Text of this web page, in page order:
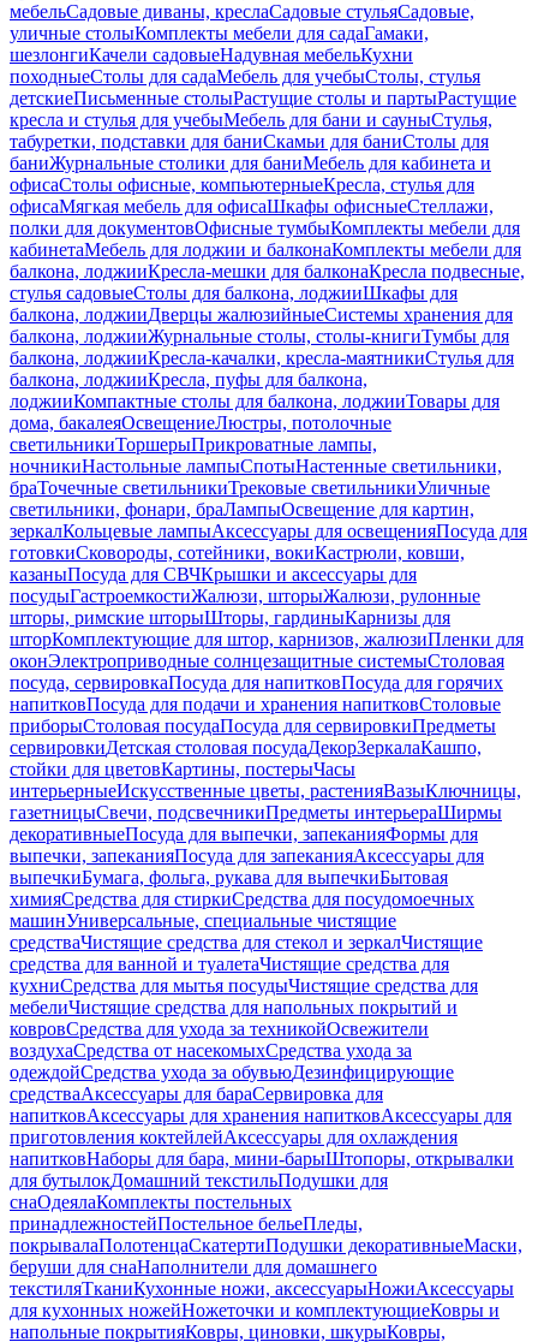
мебельСадовые диваны, креслаСадовые стульяСадовые,
уличные столыКомплекты мебели для садаГамаки,
шезлонгиКачели садовыеНадувная мебельКухни
походныеСтолы для садаМебель для учебыСтолы, стулья
детскиеПисьменные столыРастущие столы и партыРастущие
кресла и стулья для учебыМебель для бани и сауныСтулья,
табуретки, подставки для баниСкамьи для баниСтолы для
баниЖурнальные столики для баниМебель для кабинета и
офисаСтолы офисные, компьютерныеКресла, стулья для
офисаМягкая мебель для офисаШкафы офисныеСтеллажи,
полки для документовОфисные тумбыКомплекты мебели для
кабинетаМебель для лоджии и балконаКомплекты мебели для
балкона, лоджииКресла-мешки для балконаКресла подвесные,
стулья садовыеСтолы для балкона, лоджииШкафы для
балкона, лоджииДверцы жалюзийныеСистемы хранения для
балкона, лоджииЖурнальные столы, столы-книгиТумбы для
балкона, лоджииКресла-качалки, кресла-маятникиСтулья для
балкона, лоджииКресла, пуфы для балкона,
лоджииКомпактные столы для балкона, лоджииТовары для
дома, бакалеяОсвещениеЛюстры, потолочные
светильникиТоршерыПрикроватные лампы,
ночникиНастольные лампыСпотыНастенные светильники,
браТочечные светильникиТрековые светильникиУличные
светильники, фонари, браЛампыОсвещение для картин,
зеркалКольцевые лампыАксессуары для освещенияПосуда для
готовкиСковороды, сотейники, вокиКастрюли, ковши,
казаныПосуда для СВЧКрышки и аксессуары для
посудыГастроемкостиЖалюзи, шторыЖалюзи, рулонные
шторы, римские шторыШторы, гардиныКарнизы для
шторКомплектующие для штор, карнизов, жалюзиПленки для
оконЭлектроприводные солнцезащитные системыСтоловая
посуда, сервировкаПосуда для напитковПосуда для горячих
напитковПосуда для подачи и хранения напитковСтоловые
приборыСтоловая посудаПосуда для сервировкиПредметы
сервировкиДетская столовая посудаДекорЗеркалаКашпо,
стойки для цветовКартины, постерыЧасы
интерьерныеИскусственные цветы, растенияВазыКлючницы,
газетницыСвечи, подсвечникиПредметы интерьераШирмы
декоративныеПосуда для выпечки, запеканияФормы для
выпечки, запеканияПосуда для запеканияАксессуары для
выпечкиБумага, фольга, рукава для выпечкиБытовая
химияСредства для стиркиСредства для посудомоечных
машинУниверсальные, специальные чистящие
средстваЧистящие средства для стекол и зеркалЧистящие
средства для ванной и туалетаЧистящие средства для
кухниСредства для мытья посудыЧистящие средства для
мебелиЧистящие средства для напольных покрытий и
ковровСредства для ухода за техникойОсвежители
воздухаСредства от насекомыхСредства ухода за
одеждойСредства ухода за обувьюДезинфицирующие
средстваАксессуары для бараСервировка для
напитковАксессуары для хранения напитковАксессуары для
приготовления коктейлейАксессуары для охлаждения
напитковНаборы для бара, мини-барыШтопоры, открывалки
для бутылокДомашний текстильПодушки для
снаОдеялаКомплекты постельных
принадлежностейПостельное бельеПледы,
покрывалаПолотенцаСкатертиПодушки декоративныеМаски,
беруши для снаНаполнители для домашнего
текстиляТканиКухонные ножи, аксессуарыНожиАксессуары
для кухонных ножейНожеточки и комплектующиеКовры и
напольные покрытияКовры, циновки, шкурыКовры,